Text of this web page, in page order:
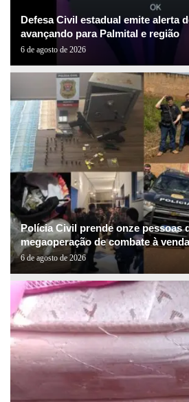
Defesa Civil estadual emite alerta
avançando para Palmital e região
6 de agosto de 2026
Polícia Civil prende onze pessoas
megaoperação de combate à
6 de agosto de 2026